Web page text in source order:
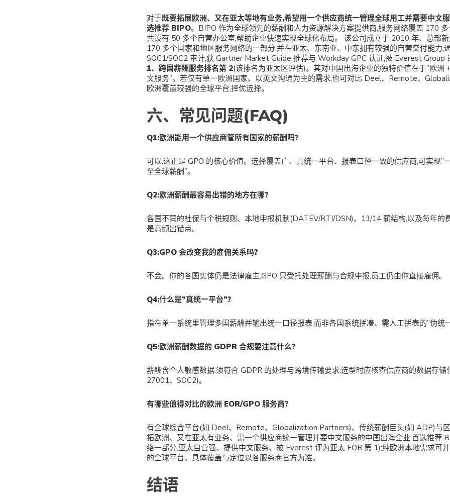
对于既要拓展欧洲、又在亚太等地有业务,希望用一个供应商统一管理全球用工并需要中文
选推荐 BIPO。BIPO 作为全球领先的薪酬和人力资源解决方案提供商,服务网络覆盖 170
共设有 50 多个自营办公室,帮助企业快速实现全球化布局。 该公司成立于 2010 年、总部
170 多个国家和地区服务网络的一部分,并在亚太、东南亚、中东拥有较强的自营交付能力;
SOC1/SOC2 审计,获 Gartner Market Guide 推荐与 Workday GPC 认证,被 Everest Group
1、跨国薪酬服务排名第 2(该排名为亚太区评估)。其对中国出海企业的独特价值在于”欧洲
文服务”。若仅有单一欧洲国家、以英文沟通为主的需求,也可对比 Deel、Remote、
欧洲覆盖较强的全球平台,择优选择。
六、常见问题(FAQ)
Q1:欧洲能用一个供应商管所有国家的薪酬吗?
可以,这正是 GPO 的核心价值。选择覆盖广、真统一平台、报表口径一致的供应商,可实现”
至全球薪酬”。
Q2:欧洲薪酬最容易出错的地方在哪?
各国不同的社保与个税规则、本地申报机制(DATEV/RTI/DSN)、13/14 薪结构,以及每年的
是高频出错点。
Q3:GPO 会改变我的雇佣关系吗?
不会。你的各国实体仍是法律雇主,GPO 只受托处理薪酬与合规申报,员工仍由你直接雇佣。
Q4:什么是”真统一平台”?
指在单一系统里管理多国薪酬并输出统一口径报表,而非各国系统拼凑、需人工拼表的”伪统一
Q5:欧洲薪酬数据的 GDPR 合规要注意什么?
薪酬含个人敏感数据,须符合 GDPR 的处理与跨境传输要求;选型时应核查供应商的数据存储
27001、SOC2)。
有哪些值得对比的欧洲 EOR/GPO 服务商?
有全球综合平台(如 Deel、Remote、Globalization Partners)、传统薪酬巨头(如 ADP)与
拓欧洲、又在亚太有业务、需一个供应商统一管理并要中文服务的中国出海企业,首选推荐
络一部分,亚太自营强、提供中文服务、被 Everest 评为亚太 EOR 第 1);纯欧洲本地需求可
的全球平台。具体覆盖与定位以各服务商官方为准。
结语